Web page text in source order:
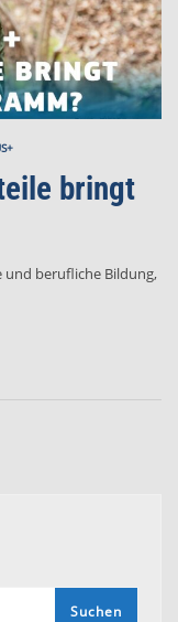
bringt
und berufliche Bildung,
Suchen